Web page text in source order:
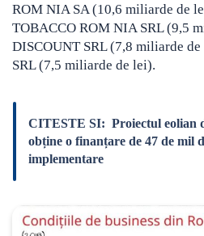
ROM NIA SA (10,6 miliarde de
TOBACCO ROM NIA SRL (9,5
DISCOUNT SRL (7,8 miliarde
SRL (7,5 miliarde de lei).
CITESTE SI: Proiectul eolian
obține o finanțare de 47 de mil
implementare